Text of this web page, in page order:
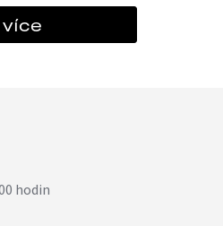
více